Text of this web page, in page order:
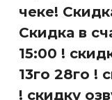
чеке!
Скидка в
15:00 !
13го 28го !
! скидку